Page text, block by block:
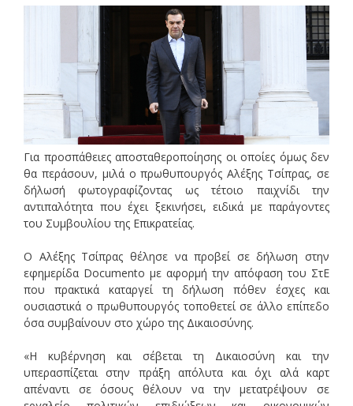
Για προσπάθειες αποσταθεροποίησης οι οποίες όμως δεν
θα περάσουν, μιλά ο πρωθυπουργός Αλέξης Τσίπρας, σε
δήλωσή φωτογραφίζοντας ως τέτοιο παιχνίδι την
αντιπαλότητα που έχει ξεκινήσει, ειδικά με παράγοντες
του Συμβουλίου της Επικρατείας.
Ο Αλέξης Τσίπρας θέλησε να προβεί σε δήλωση στην
εφημερίδα Documento με αφορμή την απόφαση του ΣτΕ
που πρακτικά καταργεί τη δήλωση πόθεν έσχες και
ουσιαστικά ο πρωθυπουργός τοποθετεί σε άλλο επίπεδο
όσα συμβαίνουν στο χώρο της Δικαιοσύνης.
«Η κυβέρνηση και σέβεται τη Δικαιοσύνη και την
υπερασπίζεται στην πράξη απόλυτα και όχι αλά καρτ
απέναντι σε όσους θέλουν να την μετατρέψουν σε